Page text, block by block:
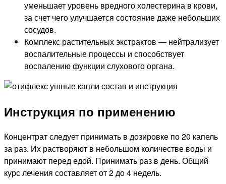
уменьшает уровень вредного холестерина в крови,
за счет чего улучшается состояние даже небольших
сосудов.
Комплекс растительных экстрактов — нейтрализует
воспалительные процессы и способствует
воспалению функции слухового органа.
Инструкция по применению
Концентрат следует принимать в дозировке по 20 капель
за раз. Их растворяют в небольшом количестве воды и
принимают перед едой. Принимать раз в день. Общий
курс лечения составляет от 2 до 4 недель.